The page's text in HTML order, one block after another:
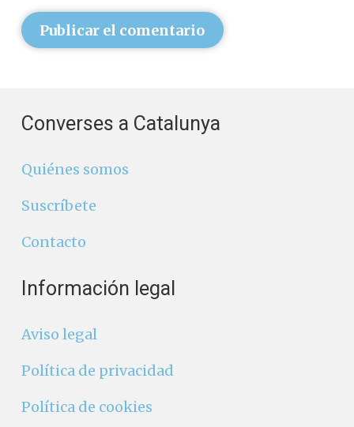
Publicar el comentario
Converses a Catalunya
Quiénes somos
Suscríbete
Contacto
Información legal
Aviso legal
Política de privacidad
Política de cookies